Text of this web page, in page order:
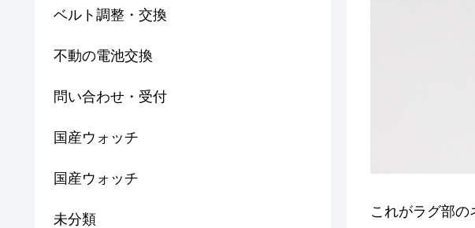
これがラグ部の
ベルト調整・交換
不動の電池交換
問い合わせ・受付
国産ウォッチ
国産ウォッチ
未分類